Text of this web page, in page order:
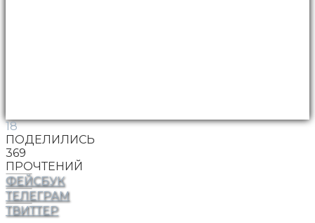
18
ПОДЕЛИЛИСЬ
369
ПРОЧТЕНИЙ
ФЕЙСБУК
ТЕЛЕГРАМ
ТВИТТЕР